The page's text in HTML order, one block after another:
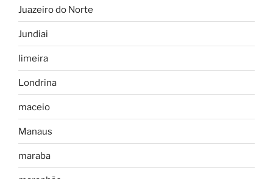
Juazeiro do Norte
Jundiai
limeira
Londrina
maceio
Manaus
maraba